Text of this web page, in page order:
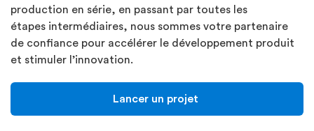
production en série, en passant par toutes les
étapes intermédiaires, nous sommes votre partenaire
de confiance pour accélérer le développement produit
et stimuler l’innovation.
Lancer un projet